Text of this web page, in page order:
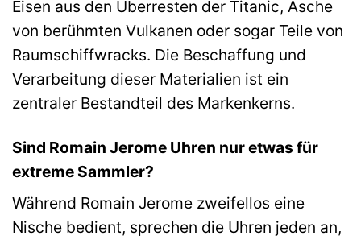
Eisen aus den Überresten der Titanic, Asche
von berühmten Vulkanen oder sogar Teile von
Raumschiffwracks. Die Beschaffung und
Verarbeitung dieser Materialien ist ein
zentraler Bestandteil des Markenkerns.
Sind Romain Jerome Uhren nur etwas für
extreme Sammler?
Während Romain Jerome zweifellos eine
Nische bedient, sprechen die Uhren jeden an,